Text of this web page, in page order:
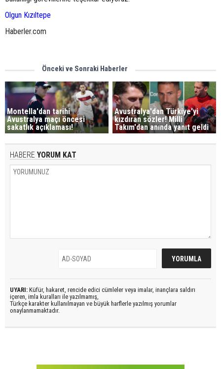
Olgun Kızıltepe
Haberler.com
Önceki ve Sonraki Haberler
Montella'dan tarihi
Avustralya maçı öncesi
sakatlık açıklaması!
Avustralya'dan Türkiye'yi
kızdıran sözler! Milli
Takım'dan anında yanıt geldi
HABERE YORUM KAT
UYARI: Küfür, hakaret, rencide edici cümleler veya imalar, inançlara saldırı
içeren, imla kuralları ile yazılmamış,
Türkçe karakter kullanılmayan ve büyük harflerle yazılmış yorumlar
onaylanmamaktadır.